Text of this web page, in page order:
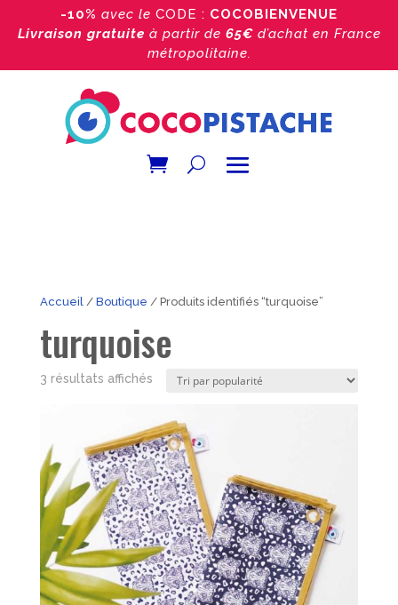
-10% avec le CODE : COCOBIENVENUE
Livraison gratuite à partir de 65€ d’achat en France
métropolitaine.
Accueil/ Boutique / Produits identifiés “turquoise”
turquoise
3 résultats affichésTrié